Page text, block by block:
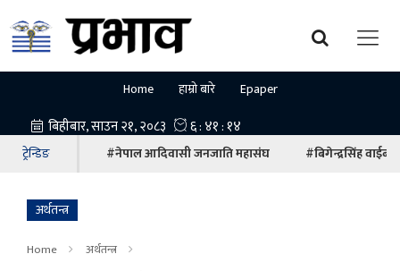
Home हाम्रो बारे Epaper
ट्रेन्डिङ #नेपाल आदिवासी जनजाति महासंघ #बिगेन्द्रसिंह वाईबा
अर्थतन्त्र
Home
अर्थतन्त्र